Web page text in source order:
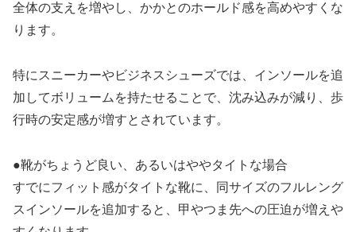
全体の支えを増やし、かかとのホールド感を高めやすくな
ります。
特にスニーカーやビジネスシューズでは、インソールを追
加してボリュームを持たせることで、沈み込みが減り、歩
行時の安定感が増すとされています。
●靴がちょうど良い、あるいはややタイトな場合
すでにフィット感がタイトな靴に、同サイズのフルレング
スインソールを追加すると、甲やつま先への圧迫が増えや